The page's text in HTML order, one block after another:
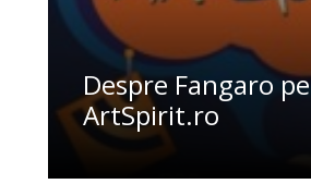
Despre Fangaro pe
ArtSpirit.ro